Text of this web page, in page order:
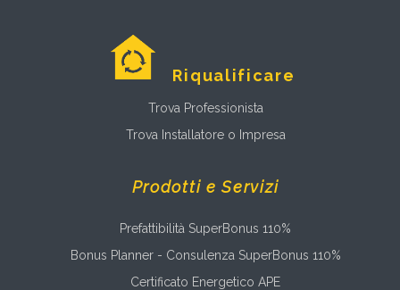
Riqualificare
Trova Professionista
Trova Installatore o Impresa
Prodotti e Servizi
Prefattibilità SuperBonus 110%
Bonus Planner - Consulenza SuperBonus 110%
Certificato Energetico APE